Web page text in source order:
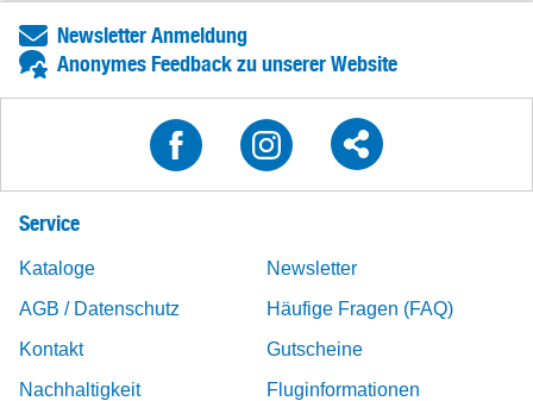
Newsletter Anmeldung
Anonymes Feedback zu unserer Website
Service
Kataloge
Newsletter
AGB / Datenschutz
Häufige Fragen (FAQ)
Kontakt
Gutscheine
Nachhaltigkeit
Fluginformationen